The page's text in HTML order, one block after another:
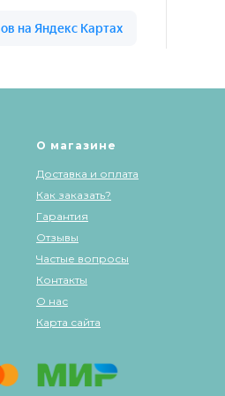
О магазине
Доставка и оплата
Как заказать?
Гарантия
Отзывы
Частые вопросы
Контакты
О нас
Карта сайта